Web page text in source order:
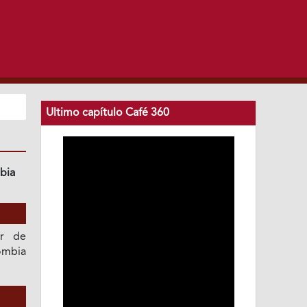
de
Ultimo capítulo Café 360